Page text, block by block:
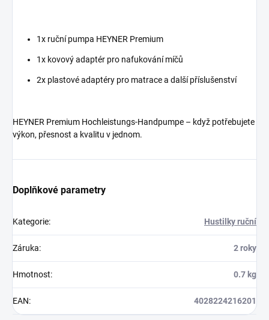
1x ruční pumpa HEYNER Premium
1x kovový adaptér pro nafukování míčů
2x plastové adaptéry pro matrace a další příslušenství
HEYNER Premium Hochleistungs-Handpumpe – když potřebujete
výkon, přesnost a kvalitu v jednom.
Doplňkové parametry
Kategorie: Hustilky ruční
Záruka: 2 roky
Hmotnost: 0.7 kg
EAN: 4028224216201